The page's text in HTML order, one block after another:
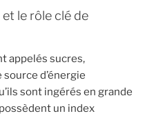
le rôle clé de
appelés sucres,
d’énergie
sont ingérés en grande
un index